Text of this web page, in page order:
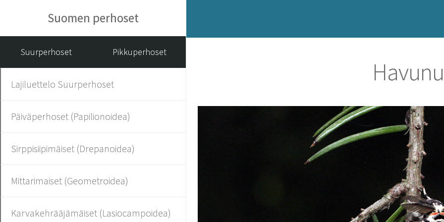
Suomen perhoset
Suurperhoset Pikkuperhoset
Lajiluettelo Suurperhoset
Päiväperhoset (Papilionoidea)
Sirppisiipimäiset (Drepanoidea)
Mittarimaiset (Geometroidea)
Karvakehrääjämäiset (Lasiocampoidea)